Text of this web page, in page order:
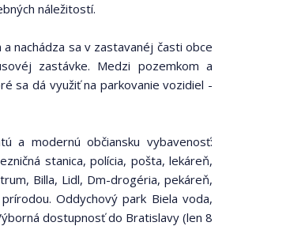
náležitostí.
nachádza sa v zastavanéj časti obce
zastávke. Medzi pozemkom a
sa dá využiť na parkovanie vozidiel -
a modernú občiansku vybavenosť:
stanica, polícia, pošta, lekáreň,
Billa, Lidl, Dm-drogéria, pekáreň,
Oddychový park Biela voda,
dostupnosť do Bratislavy (len 8